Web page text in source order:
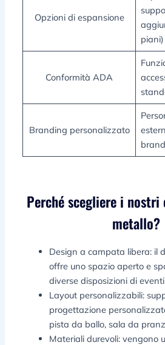
Opzioni di espansione
piani)
Conformità ADA
Branding personalizzato
Perché scegliere i
metallo?
Design a campata libera: il
offre uno spazio aperto e
diverse disposizioni di
Layout personalizzabili:
progettazione
pista da ballo, sala da
Materiali durevoli: vengono